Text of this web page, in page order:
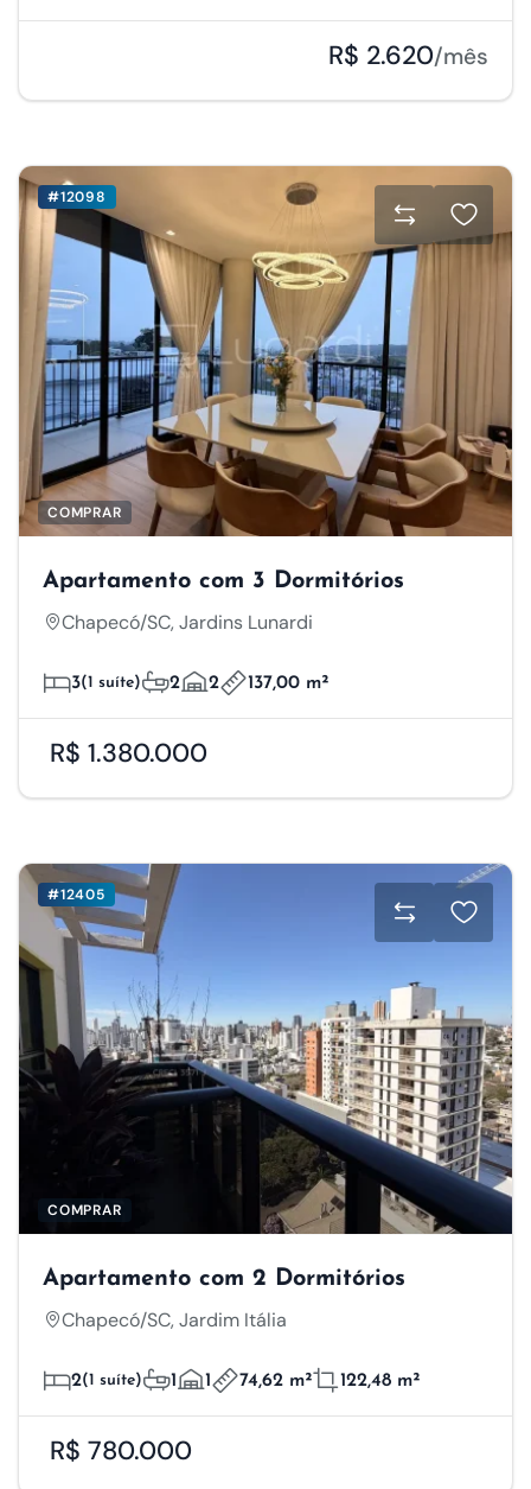
R$ 2.620/mês
#12098
COMPRAR
Apartamento com 3 Dormitórios
Chapecó/SC, Jardins Lunardi
3(1 suíte) 2 2 137,00 m²
R$ 1.380.000
#12405
COMPRAR
Apartamento com 2 Dormitórios
Chapecó/SC, Jardim Itália
2(1 suíte) 1 1 74,62 m² 122,48 m²
R$ 780.000